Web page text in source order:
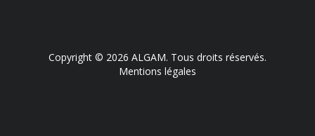
Copyright © 2026 ALGAM. Tous droits réservés.
Mentions légales